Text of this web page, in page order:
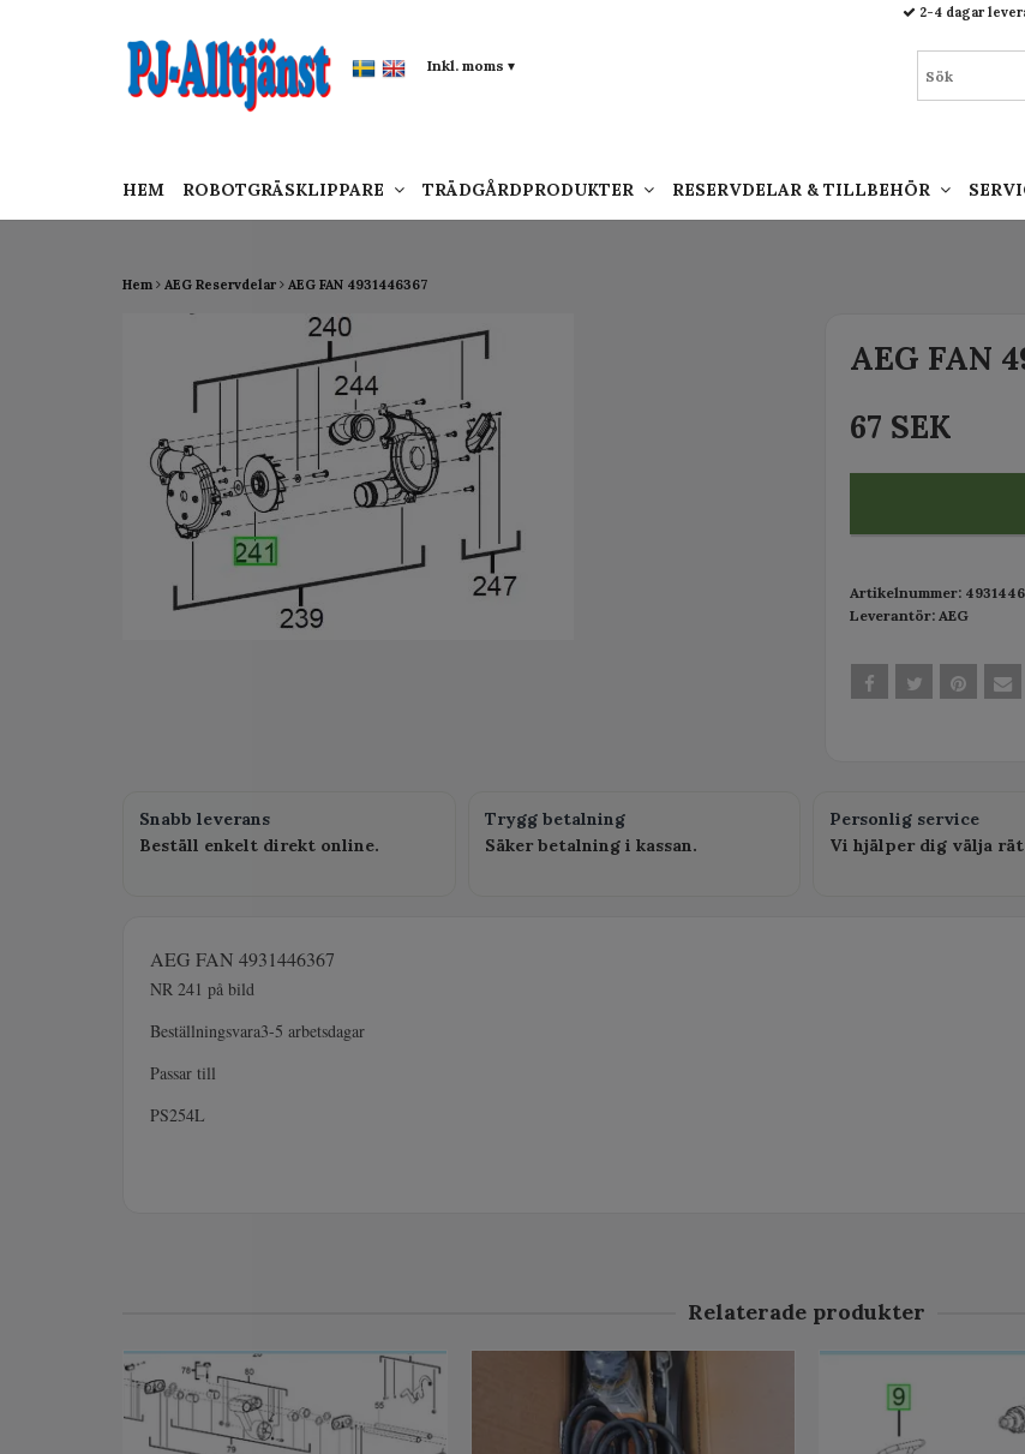
Hem AEG Reservdelar AEG FAN 4931446367
AEG FAN
67 SEK
Artikelnummer:
Leverantör: AEG
Snabb leverans
Beställ enkelt direkt online.
Trygg betalning
Säker betalning i kassan.
Personlig service
Vi hjälper dig välja
AEG FAN 4931446367
NR 241 på bild
Beställningsvara3-5 arbetsdagar
Passar till
PS254L
Relaterade produkter
Inkl. moms ▾
2-4 dagar
HEM ROBOTGRÄSKLIPPARE TRÄDGÅRDPRODUKTER RESERVDELAR & TILLBEHÖR